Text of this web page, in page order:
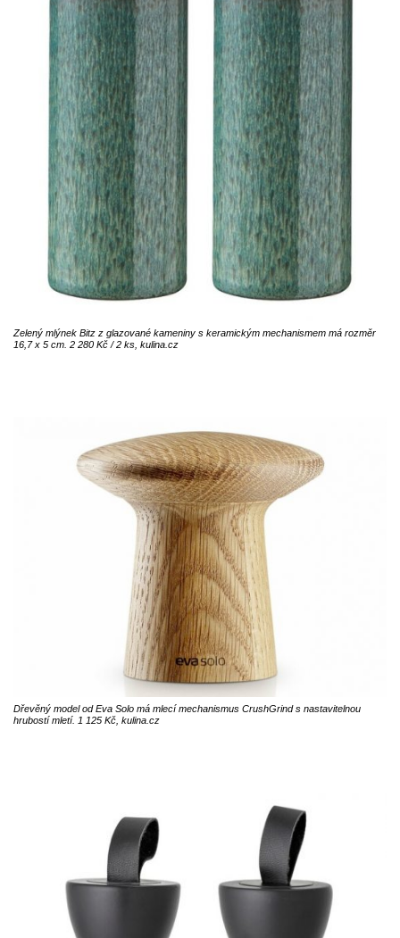
Zelený mlýnek Bitz z glazované kameniny s keramickým mechanismem má rozměr
16,7 x 5 cm. 2 280 Kč / 2 ks, kulina.cz
Dřevěný model od Eva Solo má mlecí mechanismus CrushGrind s nastavitelnou
hrubostí mletí. 1 125 Kč, kulina.cz